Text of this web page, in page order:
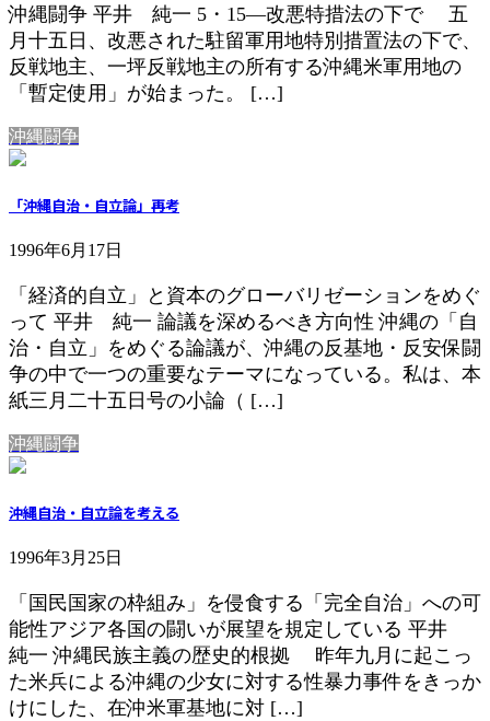
沖縄闘争 平井 純一 5・15―改悪特措法の下で 五
月十五日、改悪された駐留軍用地特別措置法の下で、
反戦地主、一坪反戦地主の所有する沖縄米軍用地の
「暫定使用」が始まった。 […]
沖縄闘争
「沖縄自治・自立論」再考
1996年6月17日
「経済的自立」と資本のグローバリゼーションをめぐ
って 平井 純一 論議を深めるべき方向性 沖縄の「自
治・自立」をめぐる論議が、沖縄の反基地・反安保闘
争の中で一つの重要なテーマになっている。私は、本
紙三月二十五日号の小論（ […]
沖縄闘争
沖縄自治・自立論を考える
1996年3月25日
「国民国家の枠組み」を侵食する「完全自治」への可
能性アジア各国の闘いが展望を規定している 平井
純一 沖縄民族主義の歴史的根拠 昨年九月に起こっ
た米兵による沖縄の少女に対する性暴力事件をきっか
けにした、在沖米軍基地に対 […]